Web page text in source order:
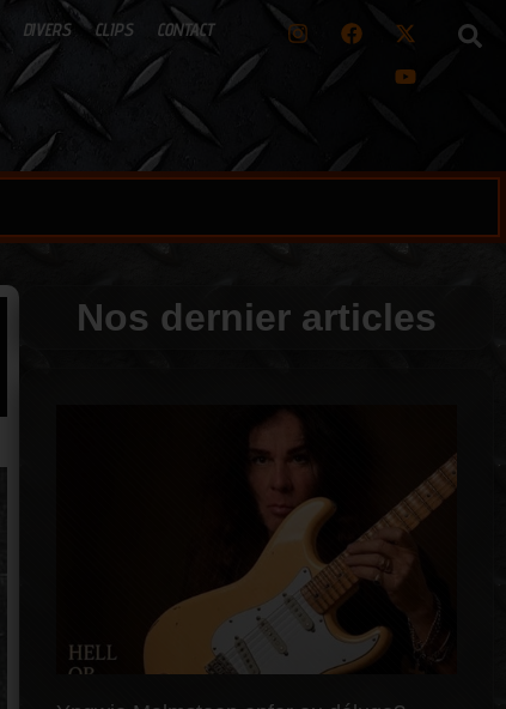
DIVERS CLIPS CONTACT
Nos dernier articles